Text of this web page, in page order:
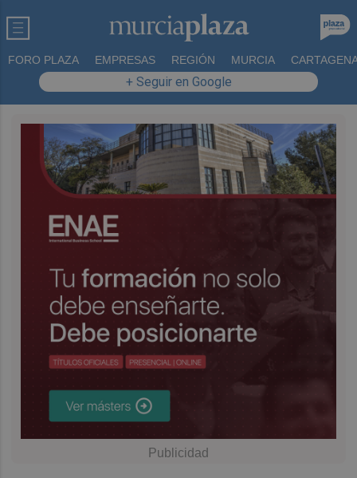
FORO PLAZA EMPRESAS REGIÓN MURCIA
+ Seguir en Google